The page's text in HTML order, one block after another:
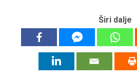
Širi dalje